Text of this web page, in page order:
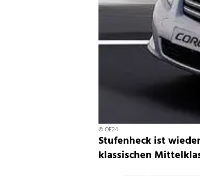
© OE24
Stufenheck ist
klassischen